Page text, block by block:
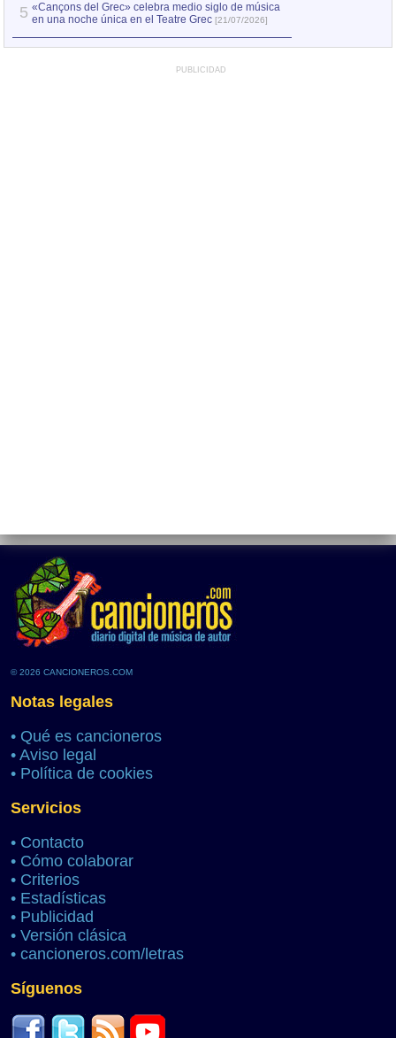
5 «Cançons del Grec» celebra medio siglo de música
en una noche única en el Teatre Grec [21/07/2026]
PUBLICIDAD
© 2026 CANCIONEROS.COM
Notas legales
• Qué es cancioneros
• Aviso legal
• Política de cookies
Servicios
• Contacto
• Cómo colaborar
• Criterios
• Estadísticas
• Publicidad
• Versión clásica
• cancioneros.com/letras
Síguenos